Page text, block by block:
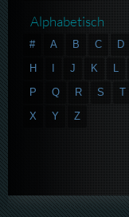
Alphabetisch
# A B C D
H
J K L
P
Q R S T
X
Y Z